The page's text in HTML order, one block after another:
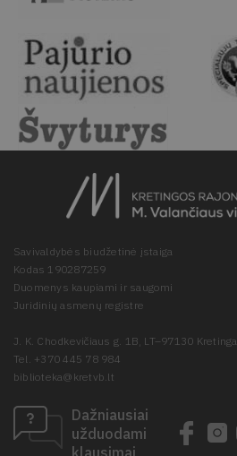
Savivaldybės biudžetinė įstaiga
Kodas 190287259
Duomenys kaupiami ir saugomi
Juridinių asmenų registre
J. K. Chodkevičiaus g. 1B, LT–97130 Kretinga
Tel. +370 445 78 984
biblioteka@kretvb.lt
Dažniausiai
užduodami
klausimai